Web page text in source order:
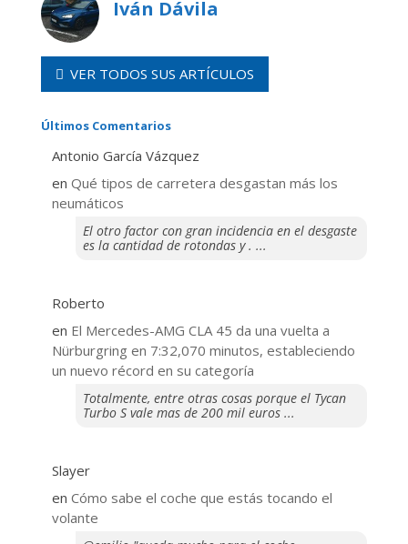
Iván Dávila
VER TODOS SUS ARTÍCULOS
Últimos Comentarios
Antonio García Vázquez
en Qué tipos de carretera desgastan más los
neumáticos
El otro factor con gran incidencia en el desgaste
es la cantidad de rotondas y . ...
Roberto
en El Mercedes-AMG CLA 45 da una vuelta a
Nürburgring en 7:32,070 minutos, estableciendo
un nuevo récord en su categoría
Totalmente, entre otras cosas porque el Tycan
Turbo S vale mas de 200 mil euros ...
Slayer
en ​Cómo sabe el coche que estás tocando el
volante